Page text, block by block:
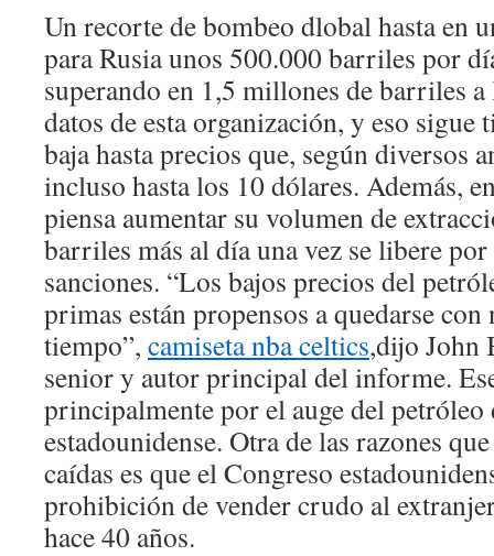
Un recorte de bombeo dlobal hasta en
para Rusia unos 500.000 barriles por
superando en 1,5 millones de barriles
datos de esta organización, y eso
baja hasta precios que, según diversos
incluso hasta los 10 dólares. Además,
piensa aumentar su volumen de
barriles más al día una vez se libere
sanciones. “Los bajos precios del
primas están propensos a quedarse
tiempo”, camiseta nba celtics,dijo John
senior y autor principal del informe.
principalmente por el auge del petróleo
estadounidense. Otra de las razones
caídas es que el Congreso
prohibición de vender crudo al
hace 40 años.